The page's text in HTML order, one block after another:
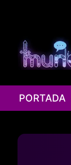
PORTADA